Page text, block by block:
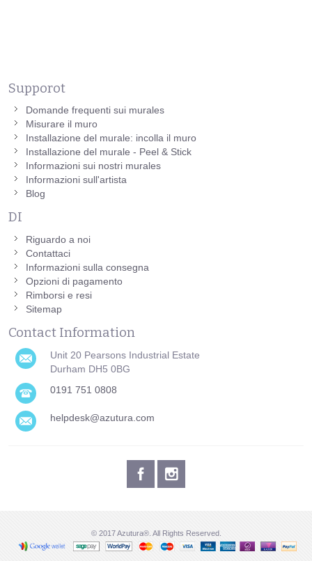
Supporot
Domande frequenti sui murales
Misurare il muro
Installazione del murale: incolla il muro
Installazione del murale - Peel & Stick
Informazioni sui nostri murales
Informazioni sull'artista
Blog
DI
Riguardo a noi
Contattaci
Informazioni sulla consegna
Opzioni di pagamento
Rimborsi e resi
Sitemap
Contact Information
Unit 20 Pearsons Industrial Estate
Durham DH5 0BG
0191 751 0808
helpdesk@azutura.com
© 2017 Azutura®. All Rights Reserved.